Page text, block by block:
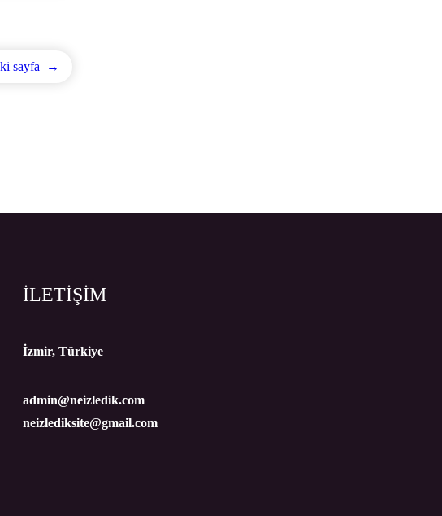
sayfa →
İLETİŞİM
İzmir, Türkiye
admin@neizledik.com
neizlediksite@gmail.com